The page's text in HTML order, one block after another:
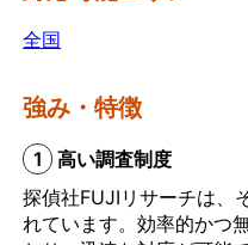
全国
強み・特徴
1
高い調査制度
探偵社FUJIリサーチは、
れています。効率的かつ